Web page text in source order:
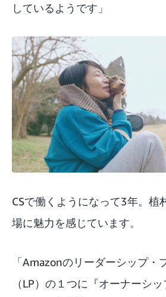
しているようです」
CSで働くようになって3年。植
場に魅力を感じています。
「Amazonのリーダーシップ・
（LP） の１つに『オーナーシッ